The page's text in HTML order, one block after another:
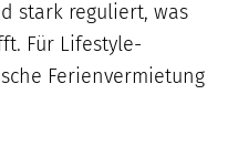
stark reguliert, was
Für Lifestyle-
Ferienvermietung